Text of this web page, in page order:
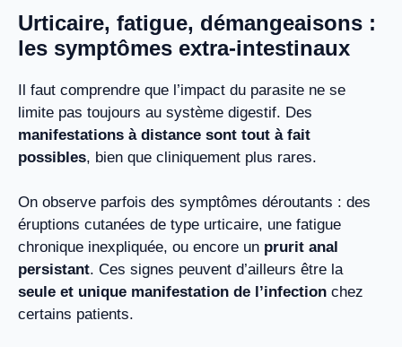
Urticaire, fatigue, démangeaisons :
les symptômes extra-intestinaux
Il faut comprendre que l’impact du parasite ne se
limite pas toujours au système digestif. Des
manifestations à distance sont tout à fait
possibles, bien que cliniquement plus rares.
On observe parfois des symptômes déroutants : des
éruptions cutanées de type urticaire, une fatigue
chronique inexpliquée, ou encore un prurit anal
persistant. Ces signes peuvent d’ailleurs être la
seule et unique manifestation de l’infection chez
certains patients.